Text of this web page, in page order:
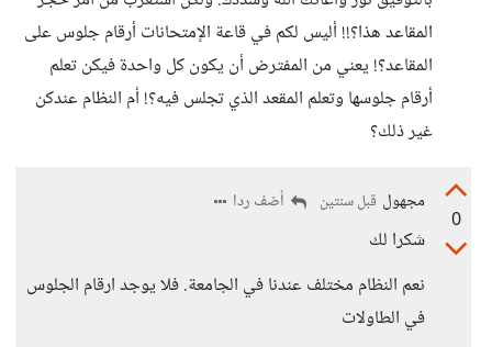
المقاعد هذا؟!! أليس لكم في قاعة الإمتحانات أرقام جلوس على
المقاعد؟! يعني من المفترض أن يكون كل واحدة فيكن تعلم
أرقام جلوسها وتعلم المقعد الذي تجلس فيه؟! أم النظام عندكن
غير ذلك؟
0
مجهول قبل سنتين أضف ردا
شكرا لك
نعم النظام مختلف عندنا في الجامعة. فلا يوجد ارقام الجلوس
في الطاولات